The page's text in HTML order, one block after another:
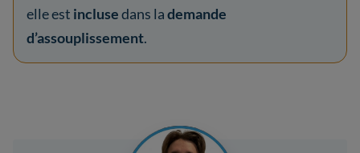
elle est inclusedans lademande
d’assouplissement.